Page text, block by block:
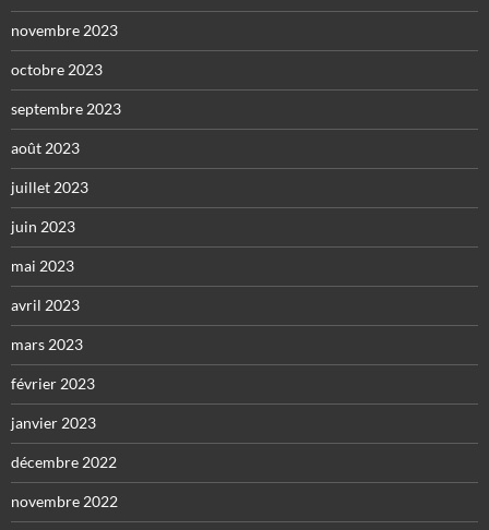
novembre 2023
octobre 2023
septembre 2023
août 2023
juillet 2023
juin 2023
mai 2023
avril 2023
mars 2023
février 2023
janvier 2023
décembre 2022
novembre 2022